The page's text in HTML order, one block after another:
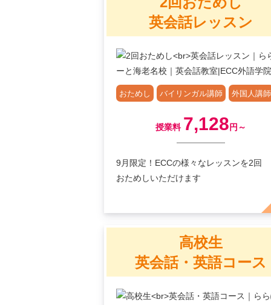
英会話レッスン
おためし バイリンガル講師 外国人講師
授業料 7,128 円～
9月限定！ECCの様々なレッスンを2回
おためしいただけます
高校生
英会話・英語コース